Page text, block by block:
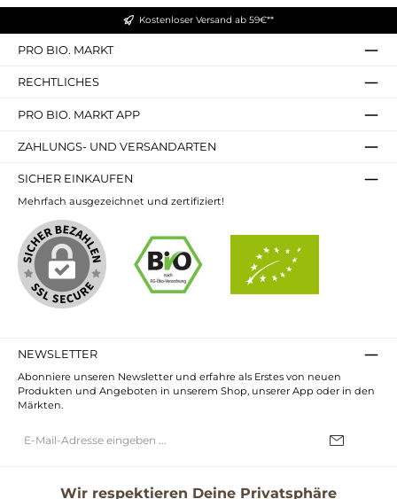
Kostenloser Versand ab 59€**
PRO BIO. MARKT
RECHTLICHES
PRO BIO. MARKT APP
ZAHLUNGS- UND VERSANDARTEN
SICHER EINKAUFEN
Mehrfach ausgezeichnet und zertifiziert!
NEWSLETTER
Abonniere unseren Newsletter und erfahre als Erstes von neuen
Produkten und Angeboten in unserem Shop, unserer App oder in den
Märkten.
Mail-
Wir respektieren Deine Privatsphäre